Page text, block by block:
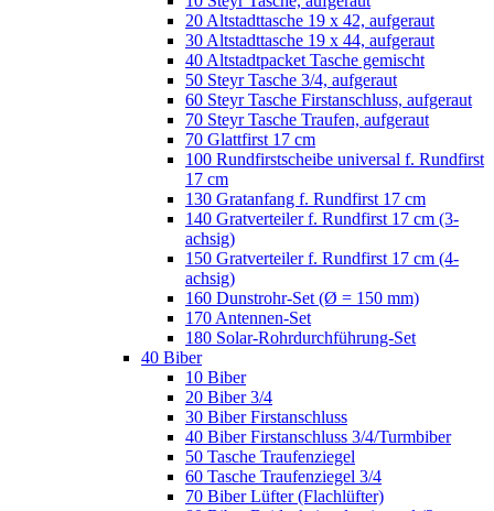
20 Altstadttasche 19 x 42, aufgeraut
30 Altstadttasche 19 x 44, aufgeraut
40 Altstadtpacket Tasche gemischt
50 Steyr Tasche 3/4, aufgeraut
60 Steyr Tasche Firstanschluss, aufgeraut
70 Steyr Tasche Traufen, aufgeraut
70 Glattfirst 17 cm
100 Rundfirstscheibe universal f. Rundfirst
17 cm
130 Gratanfang f. Rundfirst 17 cm
140 Gratverteiler f. Rundfirst 17 cm (3-
achsig)
150 Gratverteiler f. Rundfirst 17 cm (4-
achsig)
160 Dunstrohr-Set (Ø = 150 mm)
170 Antennen-Set
180 Solar-Rohrdurchführung-Set
40 Biber
10 Biber
20 Biber 3/4
30 Biber Firstanschluss
40 Biber Firstanschluss 3/4/Turmbiber
50 Tasche Traufenziegel
60 Tasche Traufenziegel 3/4
70 Biber Lüfter (Flachlüfter)